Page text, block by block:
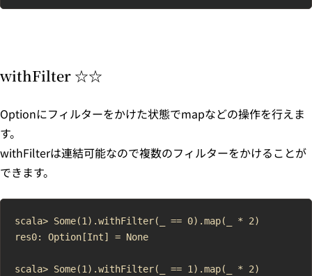
withFilter ☆☆
Optionにフィルターをかけた状態でmapなどの操作を行えま
す。
withFilterは連結可能なので複数のフィルターをかけることが
できます。
scala> Some(1).withFilter(_ == 0).map(_ * 2)
res0: Option[Int] = None
scala> Some(1).withFilter(_ == 1).map(_ * 2)